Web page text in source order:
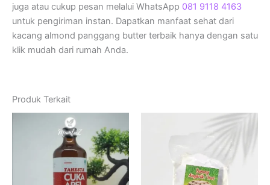
juga atau cukup pesan melalui WhatsApp 081 9118 4163
untuk pengiriman instan. Dapatkan manfaat sehat dari
kacang almond panggang butter terbaik hanya dengan satu
klik mudah dari rumah Anda.
Produk Terkait